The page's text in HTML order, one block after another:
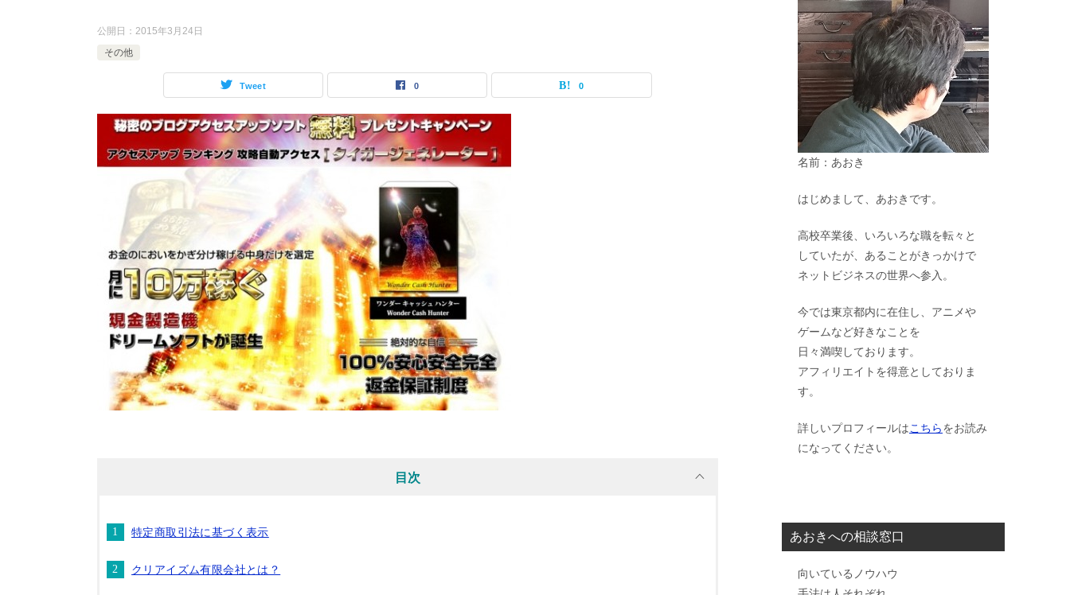
公開日： 2015年3月24日
その他
Tweet 0 0
目次
特定商取引法に基づく表示
クリアイズム有限会社とは？
名前：あおき
はじめまして、あおきです。
高校卒業後、いろいろな職を転々と
していたが、あることがきっかけで
ネットビジネスの世界へ参入。
今では東京都内に在住し、アニメや
ゲームなど好きなことを
日々満喫しております。
アフィリエイトを得意としておりま
す。
詳しいプロフィールはこちらをお読み
になってください。
あおきへの相談窓口
向いているノウハウ